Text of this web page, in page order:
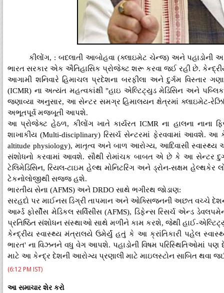
કીલોંગ, : બદલાતી આબોહવા (ક્લાઇમેટ ચેન્જ) અને પહાડોની
ભારત સરકાર એક ઐતિહાસિક પ્રોજેક્ટ શરૂ કરવા જઈ રહી છે.
આગામી શનિવારે હિમાચલ પ્રદેશના બરફીલા અને દુર્ગમ વિસ્તાર
(ICMR) ના અત્યંત મહત્વકાંક્ષી "હાઇ એલ્ટિટ્યુડ મેડિસિન અને
જણાવ્યા અનુસાર, આ સેન્ટર સમગ્ર હિમાલયન ક્ષેત્રમાં ક્લાઇમેટ-
અભૂતપૂર્વ મજબૂતી આપશે.
આ પ્રોજેક્ટ હેઠળ, કીલોંગ ખાતે કાર્યરત ICMR ના હાલના નાના
શાખાકીય (Multi-disciplinary) રિસર્ચ સેન્ટરમાં ફેરવવામાં આવશે. આ
altitude physiology), માતૃત્વ અને બાળ આરોગ્ય, આદિવાસી સ્વાસ્થ્ય
સંશોધનો કરવામાં આવશે. સૌથી રોમાંચક બાબત એ છે કે આ સેન્ટર દુર્ગમ
ટેલિમેડિસિન, રિયલ-ટાઇમ હેલ્થ મોનિટરિંગ અને ડ્રોન-સક્ષમ હેલ્થકેર
ટેકનોલોજીથી સજ્જ હશે.
ભારતીય સેના (AFMS) અને DRDO સાથે ભગીરથ જોડાણ:
સરહદો પર માઈનસ ડિગ્રી તાપમાન અને ઓક્સિજનની અછત વચ્ચે
આર્મ્ડ ફોર્સીસ મેડિકલ સર્વિસીસ (AFMS), ડિફેન્સ રિસર્ચ એન્ડ
પ્રતિષ્ઠિત સંશોધન સંસ્થાઓ સાથે મળીને કામ કરશે, જેથી હાઈ-
કેન્દ્રીય સ્વાસ્થ્ય મંત્રાલયે ઉમેર્યું હતું કે આ ક્રાંતિકારી પહેલ
ભારત' ના વિઝનને વધુ વેગ આપશે. પહાડોની વિષમ પરિસ્થિતિઓમાં પણ
માટે આ કેન્દ્ર દેશની આરોગ્ય પ્રણાલી માટે માઇલસ્ટોન સાબિત થવા
(6:12 PM IST)
આ સમાચાર શેર કરો